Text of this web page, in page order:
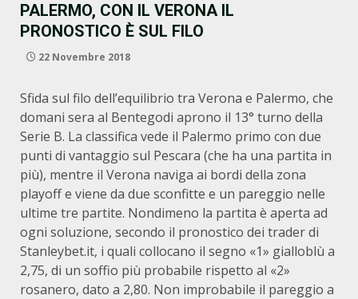
PALERMO, CON IL VERONA IL
PRONOSTICO È SUL FILO
22 Novembre 2018
Sfida sul filo dell’equilibrio tra Verona e Palermo, che
domani sera al Bentegodi aprono il 13° turno della
Serie B. La classifica vede il Palermo primo con due
punti di vantaggio sul Pescara (che ha una partita in
più), mentre il Verona naviga ai bordi della zona
playoff e viene da due sconfitte e un pareggio nelle
ultime tre partite. Nondimeno la partita è aperta ad
ogni soluzione, secondo il pronostico dei trader di
Stanleybet.it, i quali collocano il segno «1» gialloblù a
2,75, di un soffio più probabile rispetto al «2»
rosanero, dato a 2,80. Non improbabile il pareggio a